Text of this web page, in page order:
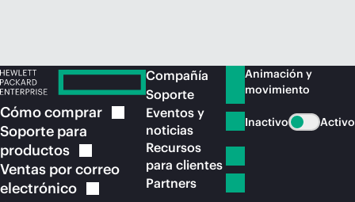
Cómocomprar
Soporte para
productos
Ventas por correo
electrónico
Compañía
Soporte
Eventos y
noticias
Recursos
para clientes
Partners
Animación y
movimiento
Inactivo Activo